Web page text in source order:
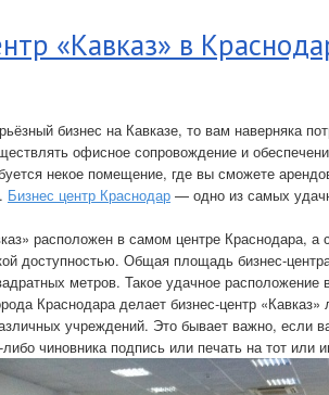
«Кавказ» в
бизнес на Кавказе, то вам наверняка
офисное сопровождение и
некое помещение, где вы сможете
Бизнес центр Краснодар — одно из самых
расположен в самом центре Краснодара, а
доступностью. Общая площадь бизнес-
метров. Такое удачное расположение
Краснодара делает бизнес-центр
учреждений. Это бывает важно, если
либо чиновника подпись или печать на тот или